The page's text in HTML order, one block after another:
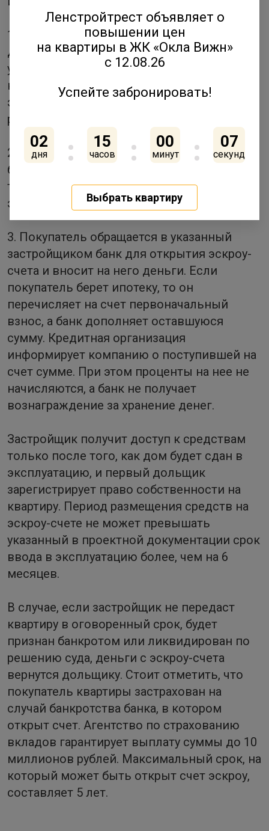
1. Застройщик и покупатель заключают
договор долевого участия (ДДУ), по
условиям которого оплата строящейся
квартиры пройдет с использованием
эскроу-счета. Договор отправляется на
регистрацию в Росреестр.
2. После регистрации ДДУ покупатель,
банк и застройщик подписывают
трехсторонний договор на открытие
эскроу-счета.
3. Покупатель обращается в указанный
застройщиком банк для открытия эскроу-
счета и вносит на него деньги. Если
покупатель берет ипотеку, то он
перечисляет на счет первоначальный
взнос, а банк дополняет оставшуюся
сумму. Кредитная организация
информирует компанию о поступившей на
счет сумме. При этом проценты на нее не
начисляются, а банк не получает
вознаграждение за хранение денег.
Застройщик получит доступ к средствам
только после того, как дом будет сдан в
эксплуатацию, и первый дольщик
зарегистрирует право собственности на
квартиру. Период размещения средств на
эскроу-счете не может превышать
указанный в проектной документации срок
ввода в эксплуатацию более, чем на 6
месяцев.
В случае, если застройщик не передаст
квартиру в оговоренный срок, будет
признан банкротом или ликвидирован по
решению суда, деньги с эскроу-счета
вернутся дольщику. Стоит отметить, что
покупатель квартиры застрахован на
случай банкротства банка, в котором
открыт счет. Агентство по страхованию
вкладов гарантирует выплату суммы до 10
миллионов рублей. Максимальный срок, на
который может быть открыт счет эскроу,
составляет 5 лет.
Ленстройтрест объявляет о
повышении цен
на квартиры в ЖК «Окла Вижн»
с 12.08.26
Успейте забронировать!
02
дня
15
часов
00
минут
07
секунд
Выбрать квартиру